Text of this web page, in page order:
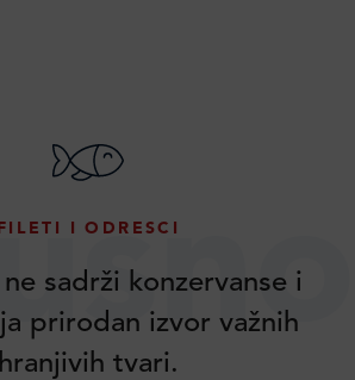
FILETI I ODRESCI
sadrži konzervanse i
prirodan izvor važnih
hranjivih tvari.